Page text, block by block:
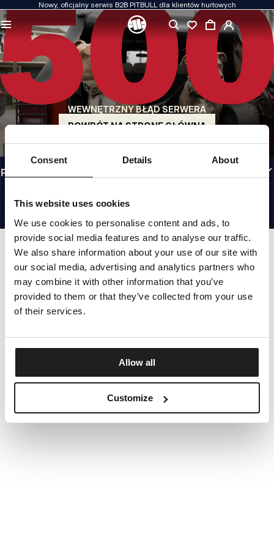
Consent Details About
This website uses cookies
We use cookies to personalise content and ads, to
provide social media features and to analyse our traffic.
We also share information about your use of our site with
our social media, advertising and analytics partners who
may combine it with other information that you’ve
provided to them or that they’ve collected from your use
of their services.
Allow all
Customize
Nowy, oficjalny serwis B2B PITBULL dla klientów hurtowych
WEWNĘTRZNY BŁĄD SERWERA
POWRÓT NA STRONĘ GŁÓWNĄ
JAKOŚĆ TO DLA NAS PRIORYTET
Naszą odzież produkujemy z pasją. Nie idziemy na kompromis w kwestiach
wytrzymałości, długowieczności materiałów i dbałości o detal.
US ORIGIN
Nasze korzenie sięgają San Diego z początku lat 90-tych XX wieku. Nasz styl jest
surowy, autentyczny i bezkompromisowy.
MARKA Z CHARAKTEREM
Nasze kolekcje wybierają sportowcy, fighterzy i uparci indywidualiści.
INFORMACJE
PRZYDATNE LINKI
©1997 - 2026 PITBULL SP. Z O.O. ALL RIGHTS RESERVED.
SITE CREDITS
IDŹ DO GÓRY